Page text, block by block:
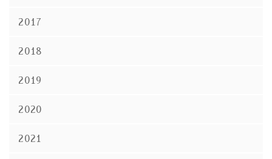
2017
2018
2019
2020
2021